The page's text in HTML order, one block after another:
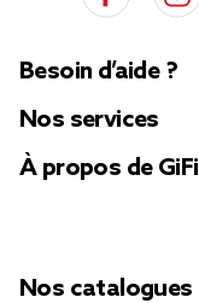
Besoin d’aide ?
Nos services
À propos de GiFi
Nos catalogues